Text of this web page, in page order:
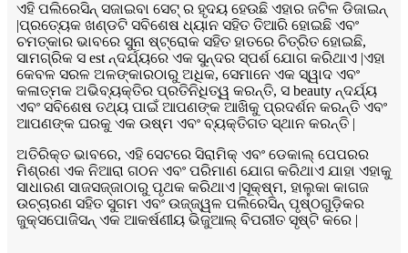
ଏହି ପଲିରେସିନ୍ ସଜାଇବା ସେଟ୍ ର ହୃଦୟ ହେଉଛି ଏହାର ଜଟିଳ ଡିଜାଇନ୍
|ପ୍ରତ୍ୟେକ ଖଣ୍ଡଟି ସବିଶେଷ ଧ୍ୟାନ ସହିତ ତିଆରି ହୋଇଛି ଏବଂ
ଚମତ୍କାର ଭାବରେ ସୁନା ଷ୍ଟ୍ରୋକ ସହିତ ହାତରେ ଚିତ୍ରିତ ହୋଇଛି,
ସାମଗ୍ରିକ ସ est ନ୍ଦର୍ଯ୍ୟରେ ଏକ ସୁନ୍ଦର ସ୍ପର୍ଶ ଯୋଗ କରିଥାଏ |ଏହା
କେବଳ ସରଳ ଅଳଙ୍କାରଠାରୁ ଅଧିକ, ସେମାନେ ଏକ ସ୍ୱାଦ ଏବଂ
କଳାତ୍ମକ ଅଭିବ୍ୟକ୍ତିର ପ୍ରତିନିଧିତ୍ୱ କରନ୍ତି, ସ beauty ନ୍ଦର୍ଯ୍ୟ
ଏବଂ ସବିଶେଷ ତଥ୍ୟ ପାଇଁ ଆପଣଙ୍କ ଆଖିକୁ ପ୍ରଦର୍ଶନ କରନ୍ତି ଏବଂ
ଆପଣଙ୍କ ଘରକୁ ଏକ ଉଷ୍ମ ଏବଂ ବ୍ୟକ୍ତିଗତ ସ୍ଥାନ କରନ୍ତି |
ଅତିରିକ୍ତ ଭାବରେ, ଏହି ସେଟରେ ସିରାମିକ୍ ଏବଂ ଡେକାଲ୍ ପେପରର
ମିଶ୍ରଣ ଏକ ନିଆରା ଗଠନ ଏବଂ ପରିମାଣ ଯୋଗ କରିଥାଏ ଯାହା ଏହାକୁ
ସାଧାରଣ ସାଜସଜ୍ଜାଠାରୁ ପୃଥକ କରିଥାଏ |ସୂକ୍ଷ୍ମ, ହାଲୁକା କାଗଜ
ଉଚ୍ଚାରଣ ସହିତ ସୁଗମ ଏବଂ ଉଜ୍ଜ୍ୱଳ ପଲିରେସିନ୍ ପୃଷ୍ଠଗୁଡ଼ିକର
ଜୁକ୍ସପୋଜିସନ୍ ଏକ ଆକର୍ଷଣୀୟ ଭିଜୁଆଲ୍ ବିପରୀତ ସୃଷ୍ଟି କରେ |